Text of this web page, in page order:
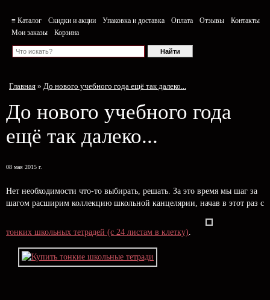
≡ Каталог Скидки и акции Упаковка и доставка Оплата Отзывы
Контакты
Мои заказы
Корзина
Главная » До нового учебного года ещё так далеко...
До нового учебного года
ещё так далеко...
08 мая 2015 г.
Нет необходимости что-то выбирать, решать. За это время мы шаг за
шагом расширим коллекцию школьной канцелярии, начав в этот раз с
тонких школьных тетрадей (с 24 листам в клетку).